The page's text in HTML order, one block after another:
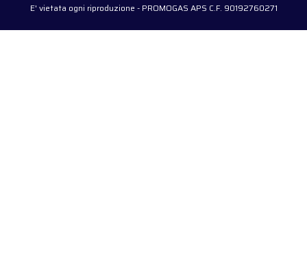
E' vietata ogni riproduzione - PROMOGAS APS C.F. 90192760271